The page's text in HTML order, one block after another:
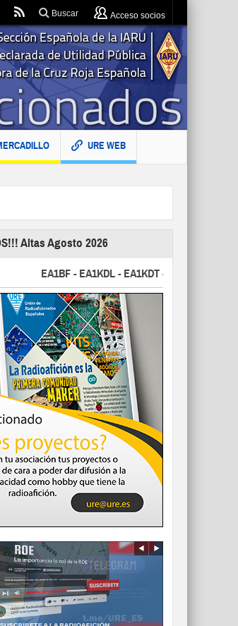
Buscar Acceso socios
URE WEB
Altas Agosto 2026
EA1BF - EA1KDL - EA1KDT - EA2FBJ - EA2FJU -